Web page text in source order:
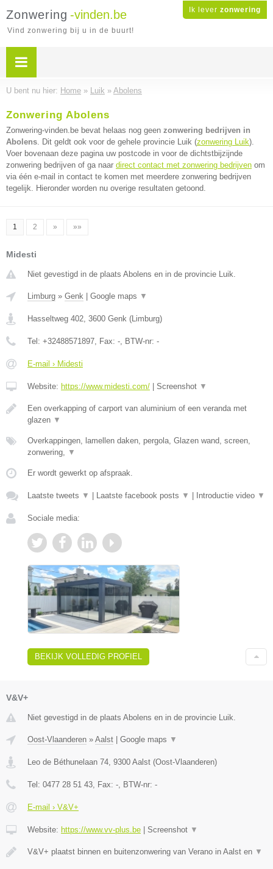
Ik lever zonwering
Zonwering -vinden.be
Vind zonwering bij u in de buurt!
U bent nu hier: Home » Luik » Abolens
Zonwering Abolens
Zonwering-vinden.be bevat helaas nog geen zonwering bedrijven in
Abolens. Dit geldt ook voor de gehele provincie Luik (zonwering Luik).
Voer bovenaan deze pagina uw postcode in voor de dichtstbijzijnde
zonwering bedrijven of ga naar direct contact met zonwering bedrijven om
via één e-mail in contact te komen met meerdere zonwering bedrijven
tegelijk. Hieronder worden nu overige resultaten getoond.
1 2 » »»
Midesti
Niet gevestigd in de plaats Abolens en in de provincie Luik.
Limburg » Genk Google maps ▼
Hasseltweg 402, 3600 Genk (Limburg)
Tel: +32488571897, Fax: -, BTW-nr: -
E-mail › Midesti
Website: https://www.midesti.com/ Screenshot ▼
Een overkapping of carport van aluminium of een veranda met
glazen ▼
Overkappingen, lamellen daken, pergola, Glazen wand, screen,
zonwering, ▼
Er wordt gewerkt op afspraak.
Laatste tweets ▼ Laatste facebook posts ▼ Introductie video ▼
Sociale media:
BEKIJK VOLLEDIG PROFIEL
V&V+
Niet gevestigd in de plaats Abolens en in de provincie Luik.
Oost-Vlaanderen » Aalst Google maps ▼
Leo de Béthunelaan 74, 9300 Aalst (Oost-Vlaanderen)
Tel: 0477 28 51 43, Fax: -, BTW-nr: -
E-mail › V&V+
Website: https://www.vv-plus.be Screenshot ▼
V&V+ plaatst binnen en buitenzonwering van Verano in Aalst en ▼